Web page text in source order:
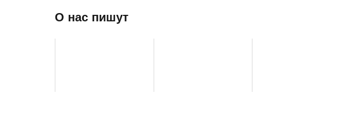
О нас пишут